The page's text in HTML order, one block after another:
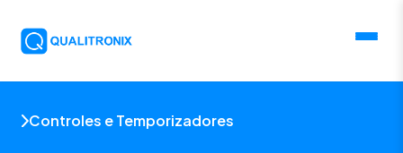
Controles e Temporizadores